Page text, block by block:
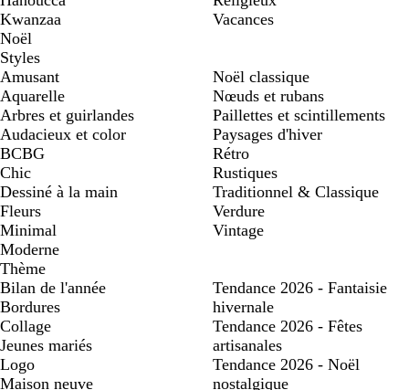
Kwanzaa
Noël
Vacances
Styles
Amusant
Aquarelle
Arbres et guirlandes
Audacieux et color
BCBG
Chic
Dessiné à la main
Fleurs
Minimal
Moderne
Noël classique
Nœuds et rubans
Paillettes et scintillements
Paysages d'hiver
Rétro
Rustiques
Traditionnel & Classique
Verdure
Vintage
Thème
Bilan de l'année
Bordures
Collage
Jeunes mariés
Logo
Maison neuve
Tendance 2026 - Fantaisie
hivernale
Tendance 2026 - Fêtes
artisanales
Tendance 2026 - Noël
nostalgique